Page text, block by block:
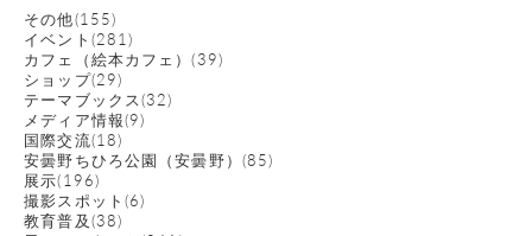
その他(155)
イベント(281)
カフェ（絵本カフェ）(39)
ショップ(29)
テーマブックス(32)
メディア情報(9)
国際交流(18)
安曇野ちひろ公園（安曇野）(85)
展示(196)
撮影スポット(6)
教育普及(38)